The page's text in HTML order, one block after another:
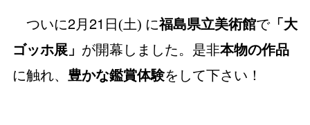
ついに2月 21 日(土) に福島県立美術館で「大
ゴッホ展」 が開幕しました。是非本物の作品
に触れ、 豊かな鑑賞体験をして下さい！